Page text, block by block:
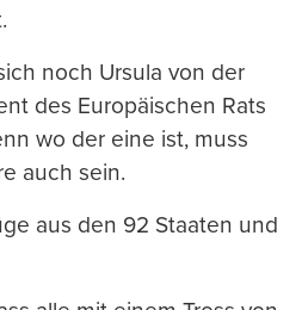
noch Ursula von der
des Europäischen Rats
wo der eine ist, muss
auch sein.
aus den 92 Staaten und